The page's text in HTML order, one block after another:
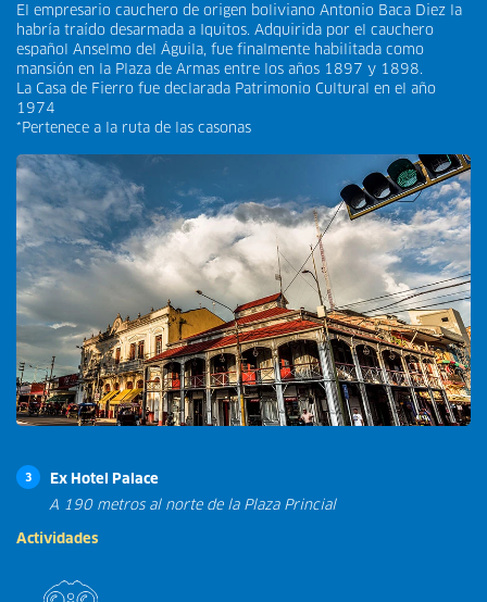
El empresario cauchero de origen boliviano Antonio Baca Diez la
habría traído desarmada a Iquitos. Adquirida por el cauchero
español Anselmo del Águila, fue finalmente habilitada como
mansión en la Plaza de Armas entre los años 1897 y 1898.
La Casa de Fierro fue declarada Patrimonio Cultural en el año
1974
*Pertenece a la ruta de las casonas
3
Ex Hotel Palace
A 190 metros al norte de la Plaza Princial
Actividades